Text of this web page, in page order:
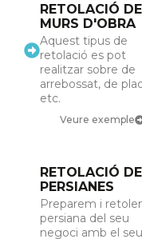
RETOLACIÓ DE
MURS D'OBRA
Aquest tipus de
retolació es pot
realitzar sobre de
arrebossat, de
etc.
Veure exemple
RETOLACIÓ DE
PERSIANES
Preparem i
persiana del seu
negoci amb el seu